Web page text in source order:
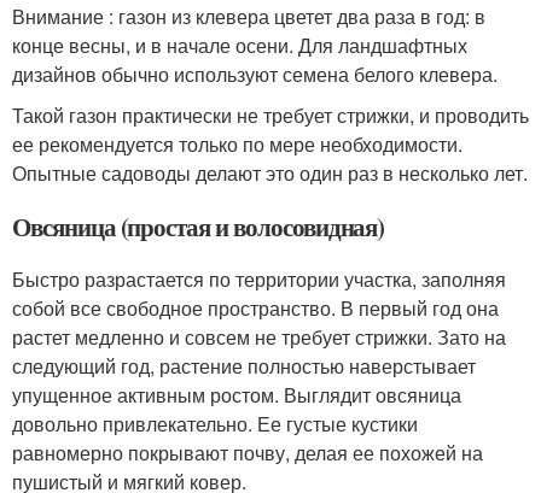
Внимание : газон из клевера цветет два раза в год: в
конце весны, и в начале осени. Для ландшафтных
дизайнов обычно используют семена белого клевера.
Такой газон практически не требует стрижки, и проводить
ее рекомендуется только по мере необходимости.
Опытные садоводы делают это один раз в несколько лет.
Овсяница (простая и волосовидная)
Быстро разрастается по территории участка, заполняя
собой все свободное пространство. В первый год она
растет медленно и совсем не требует стрижки. Зато на
следующий год, растение полностью наверстывает
упущенное активным ростом. Выглядит овсяница
довольно привлекательно. Ее густые кустики
равномерно покрывают почву, делая ее похожей на
пушистый и мягкий ковер.